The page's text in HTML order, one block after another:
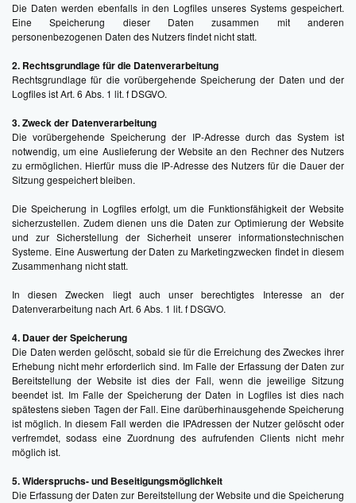
Die Daten werden ebenfalls in den Logfiles unseres Systems gespeichert.
Eine Speicherung dieser Daten zusammen mit anderen
personenbezogenen Daten des Nutzers findet nicht statt.
2. Rechtsgrundlage für die Datenverarbeitung
Rechtsgrundlage für die vorübergehende Speicherung der Daten und der
Logfiles ist Art. 6 Abs. 1 lit. f DSGVO.
3. Zweck der Datenverarbeitung
Die vorübergehende Speicherung der IP-Adresse durch das System ist
notwendig, um eine Auslieferung der Website an den Rechner des Nutzers
zu ermöglichen. Hierfür muss die IP-Adresse des Nutzers für die Dauer der
Sitzung gespeichert bleiben.
Die Speicherung in Logfiles erfolgt, um die Funktionsfähigkeit der Website
sicherzustellen. Zudem dienen uns die Daten zur Optimierung der Website
und zur Sicherstellung der Sicherheit unserer informationstechnischen
Systeme. Eine Auswertung der Daten zu Marketingzwecken findet in diesem
Zusammenhang nicht statt.
In diesen Zwecken liegt auch unser berechtigtes Interesse an der
Datenverarbeitung nach Art. 6 Abs. 1 lit. f DSGVO.
4. Dauer der Speicherung
Die Daten werden gelöscht, sobald sie für die Erreichung des Zweckes ihrer
Erhebung nicht mehr erforderlich sind. Im Falle der Erfassung der Daten zur
Bereitstellung der Website ist dies der Fall, wenn die jeweilige Sitzung
beendet ist. Im Falle der Speicherung der Daten in Logfiles ist dies nach
spätestens sieben Tagen der Fall. Eine darüberhinausgehende Speicherung
ist möglich. In diesem Fall werden die IPAdressen der Nutzer gelöscht oder
verfremdet, sodass eine Zuordnung des aufrufenden Clients nicht mehr
möglich ist.
5. Widerspruchs- und Beseitigungsmöglichkeit
Die Erfassung der Daten zur Bereitstellung der Website und die Speicherung